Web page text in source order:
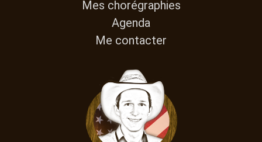
Mes chorégraphies
Agenda
Me contacter